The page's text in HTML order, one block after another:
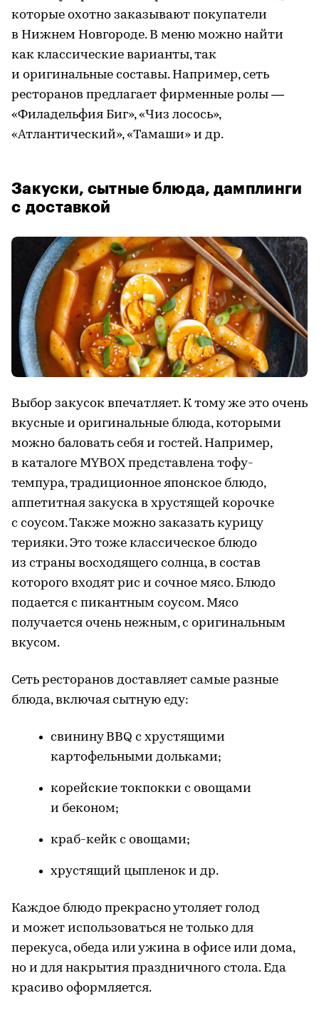
которые охотно заказывают покупатели
в Нижнем Новгороде. В меню можно найти
как классические варианты, так
и оригинальные составы. Например, сеть
ресторанов предлагает фирменные ролы —
«Филадельфия Биг», «Чиз лосось»,
«Атлантический», «Тамаши» и др.
Закуски, сытные блюда, дамплинги
с доставкой
Выбор закусок впечатляет. К тому же это очень
вкусные и оригинальные блюда, которыми
можно баловать себя и гостей. Например,
в каталоге MYBOX представлена тофу-
темпура, традиционное японское блюдо,
аппетитная закуска в хрустящей корочке
с соусом. Также можно заказать курицу
терияки. Это тоже классическое блюдо
из страны восходящего солнца, в состав
которого входят рис и сочное мясо. Блюдо
подается с пикантным соусом. Мясо
получается очень нежным, с оригинальным
вкусом.
Сеть ресторанов доставляет самые разные
блюда, включая сытную еду:
свинину BBQ с хрустящими
картофельными дольками;
корейские токпокки с овощами
и беконом;
краб-кейк с овощами;
хрустящий цыпленок и др.
Каждое блюдо прекрасно утоляет голод
и может использоваться не только для
перекуса, обеда или ужина в офисе или дома,
но и для накрытия праздничного стола. Еда
красиво оформляется.